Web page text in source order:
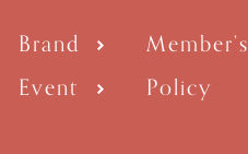
Brand Member’s
Event
Policy